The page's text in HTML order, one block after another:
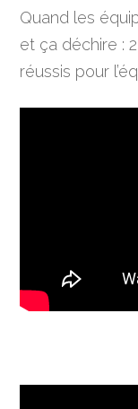
Quand les
et ça déchire :
réussis pour